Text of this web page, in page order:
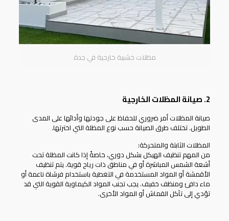
مظلات خشبية خارجية في جدة
2. صيانة المظلات الخارجية
صيانة المظلاتأمر ضروري للحفاظ على جودتها وأدائها على المدى
الطويل. تختلف طرق الصيانة حسب نوع المظلة التي اخترتها.
المظلات الثابتة والمتحركة:
من المهم تنظيف الهيكل بشكل دوري، خاصةً إذا كانت المظلة تحت
أشعة الشمس المباشرة أو في مناطق ذات رياح قوية. يتم تنظيف
الأقمشة أو المواد المستخدمة في التغطية باستخدام فرشاة ناعمة أو
ماء دافئ ومنظف خفيف. يجب تجنب المواد الكيماوية القوية التي قد
تؤدي إلى تآكل القماش أو المواد الأخرى.